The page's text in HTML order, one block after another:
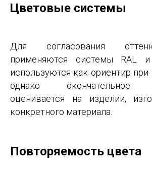
Цветовые системы
Для согласования
применяются системы RAL
используются как ориентир при
однако окончательное
оценивается на изделии,
конкретного материала.
Повторяемость цвета